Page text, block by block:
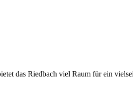
das Riedbach viel Raum für ein